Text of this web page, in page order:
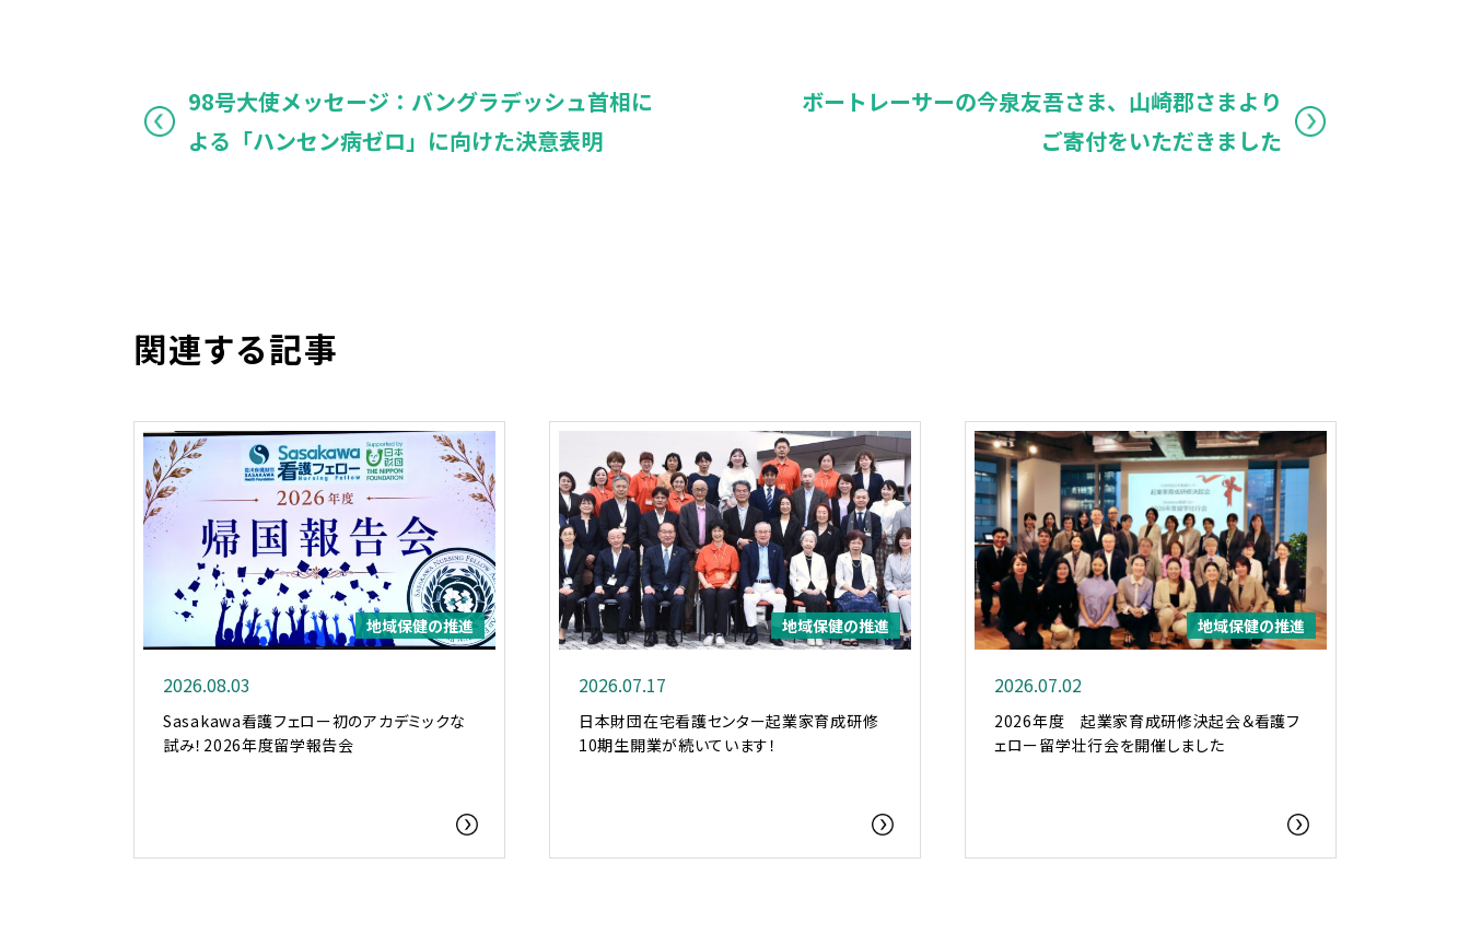
98号大使メッセージ：バングラデッシュ首相に
よる「ハンセン病ゼロ」に向けた決意表明
ボートレーサーの今泉友吾さま、山崎郡さまより
ご寄付をいただきました
関連する記事
地域保健の推進
2026.08.03
Sasakawa看護フェロー初のアカデミックな
試み！2026年度留学報告会
地域保健の推進
2026.07.17
日本財団在宅看護センター起業家育成研修
10期生開業が続いています！
地域保健の推進
2026.07.02
2026年度 起業家育成研修決起会＆看護フ
ェロー留学壮行会を開催しました